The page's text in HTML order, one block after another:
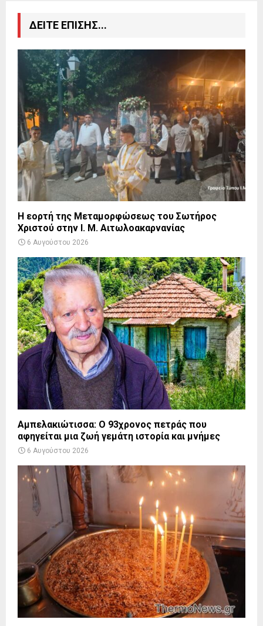
ΔΕΙΤΕ ΕΠΙΣΗΣ...
Η εορτή της Μεταμορφώσεως του Σωτήρος
Χριστού στην Ι. Μ. Αιτωλοακαρνανίας
6 Αυγούστου 2026
Αμπελακιώτισσα: Ο 93χρονος πετράς που
αφηγείται μια ζωή γεμάτη ιστορία και μνήμες
6 Αυγούστου 2026